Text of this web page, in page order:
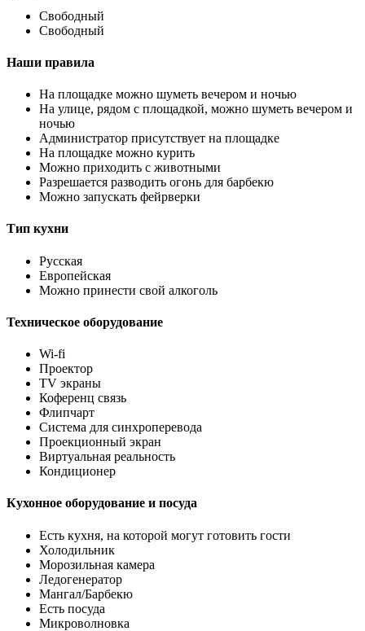
Свободный
Свободный
Наши правила
На площадке можно шуметь вечером и ночью
На улице, рядом с площадкой, можно шуметь вечером и
ночью
Администратор присутствует на площадке
На площадке можно курить
Можно приходить с животными
Разрешается разводить огонь для барбекю
Можно запускать фейрверки
Тип кухни
Русская
Европейская
Можно принести свой алкоголь
Техническое оборудование
Wi-fi
Проектор
TV экраны
Коференц связь
Флипчарт
Система для синхроперевода
Проекционный экран
Виртуальная реальность
Кондиционер
Кухонное оборудование и посуда
Есть кухня, на которой могут готовить гости
Холодильник
Морозильная камера
Ледогенератор
Мангал/Барбекю
Есть посуда
Микроволновка